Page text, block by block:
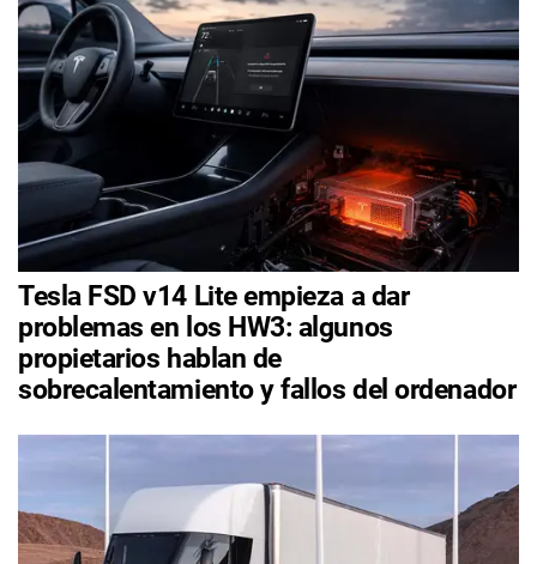
Tesla FSD v14 Lite empieza a dar
problemas en los HW3: algunos
propietarios hablan de
sobrecalentamiento y fallos del ordenador